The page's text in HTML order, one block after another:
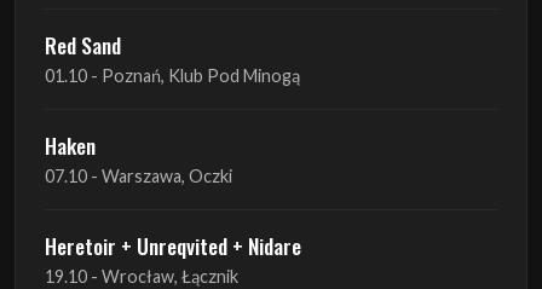
Red Sand
01.10 - Poznań, Klub Pod Minogą
Haken
07.10 - Warszawa, Oczki
Heretoir + Unreqvited + Nidare
19.10 - Wrocław, Łącznik